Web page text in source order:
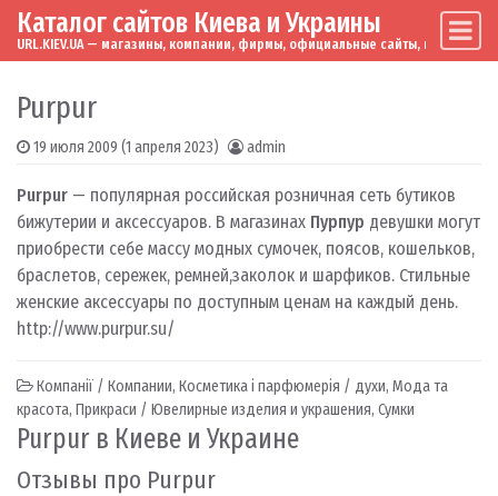
Skip to content
Main Navigation
Каталог сайтов Киева и Украины
URL.KIEV.UA — магазины, компании, фирмы, официальные сайты, мировые
Purpur
19 июля 2009 (1 апреля 2023) admin
Purpur — популярная российская розничная сеть бутиков
бижутерии и аксессуаров. В магазинах Пурпур девушки могут
приобрести себе массу модных сумочек, поясов, кошельков,
браслетов, сережек, ремней,заколок и шарфиков. Стильные
женские аксессуары по доступным ценам на каждый день.
http://www.purpur.su/
Компанії / Компании, Косметика і парфюмерія / духи, Мода та
красота, Прикраси / Ювелирные изделия и украшения, Сумки
Purpur в Киеве и Украине
Отзывы про Purpur